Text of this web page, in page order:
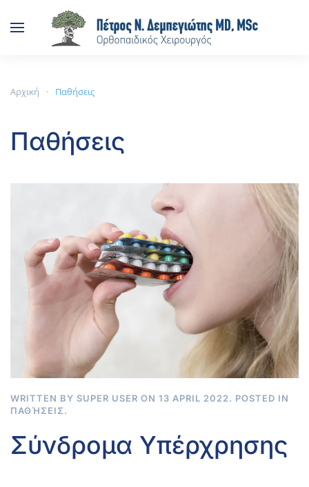
Skip to main content
Αρχική Παθήσεις
Παθήσεις
WRITTEN BY SUPER USER ON 13 APRIL 2022. POSTED IN
ΠΑΘΉΣΕΙΣ.
Σύνδρομα Υπέρχρησης